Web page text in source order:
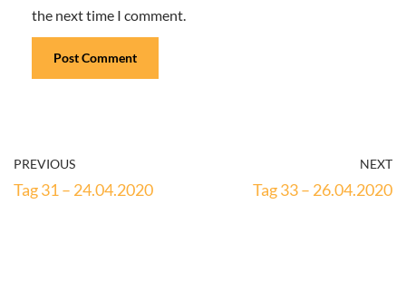
the next time I comment.
PREVIOUS
Tag 31 – 24.04.2020
NEXT
Tag 33 – 26.04.2020